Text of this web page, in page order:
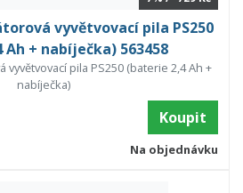
vyvětvovací pila PS250
+ nabíječka) 563458
vyvětvovací pila PS250 (baterie 2,4 Ah +
nabíječka)
Koupit
Na objednávku